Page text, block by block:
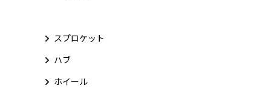
スプロケット
ハブ
ホイール